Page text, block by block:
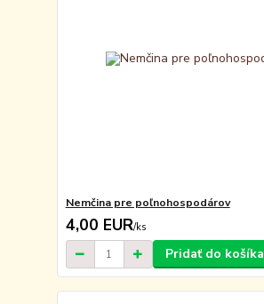
Nemčina pre poľnohospodárov
4,00 EUR/ks
Pridať do košíka